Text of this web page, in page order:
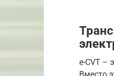
e-CVT –
Вместо